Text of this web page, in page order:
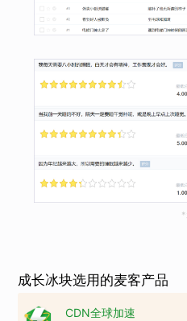
成长冰块选用的麦客产品
CDN全球加速